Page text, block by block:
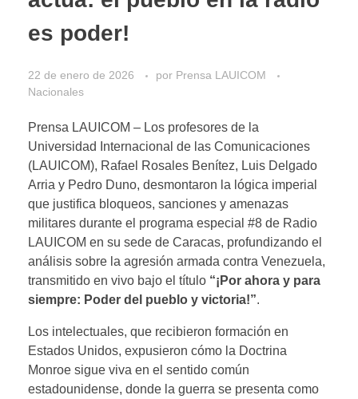
es poder!
22 de enero de 2026 por Prensa LAUICOM
Nacionales
Prensa LAUICOM – Los profesores de la
Universidad Internacional de las Comunicaciones
(LAUICOM), Rafael Rosales Benítez, Luis Delgado
Arria y Pedro Duno, desmontaron la lógica imperial
que justifica bloqueos, sanciones y amenazas
militares durante el programa especial #8 de Radio
LAUICOM en su sede de Caracas, profundizando el
análisis sobre la agresión armada contra Venezuela,
transmitido en vivo bajo el título “¡Por ahora y para
siempre: Poder del pueblo y victoria!”.
Los intelectuales, que recibieron formación en
Estados Unidos, expusieron cómo la Doctrina
Monroe sigue viva en el sentido común
estadounidense, donde la guerra se presenta como